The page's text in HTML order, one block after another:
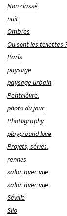
Non classé
nuit
Ombres
Ou sont les toilettes ?
Paris
paysage
paysage urbain
Penthièvre.
photo du jour
Photography
playground love
Projets, séries.
rennes
salon avec vue
salon avec vue
Séville
Silo